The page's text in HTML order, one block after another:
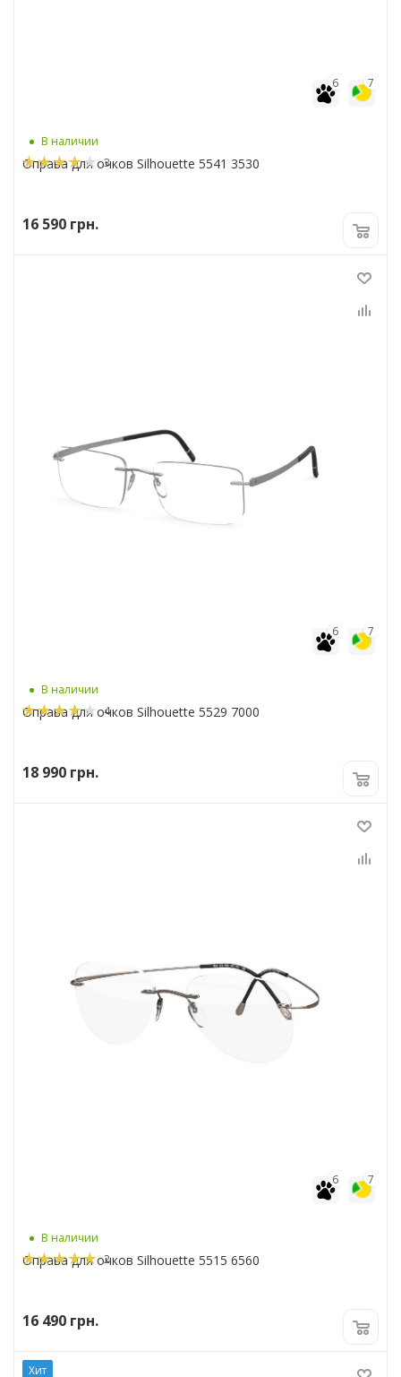
7
6
В наличии
3
Оправа для очков Silhouette 5541 3530
16 590 грн.
7
6
В наличии
4
Оправа для очков Silhouette 5529 7000
18 990 грн.
7
6
В наличии
2
Оправа для очков Silhouette 5515 6560
16 490 грн.
Хит